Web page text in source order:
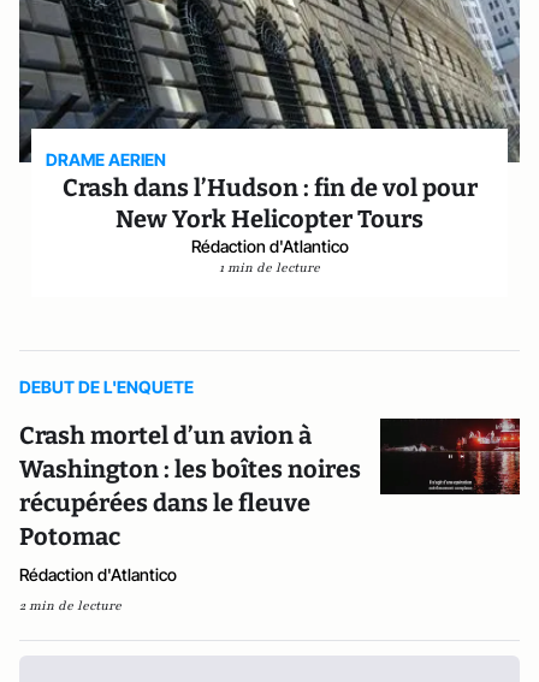
DRAME AERIEN
Crash dans l’Hudson : fin de vol pour
New York Helicopter Tours
Rédaction d'Atlantico
1 min de lecture
DEBUT DE L'ENQUETE
Crash mortel d’un avion à
Washington : les boîtes noires
récupérées dans le fleuve
Potomac
Rédaction d'Atlantico
2 min de lecture